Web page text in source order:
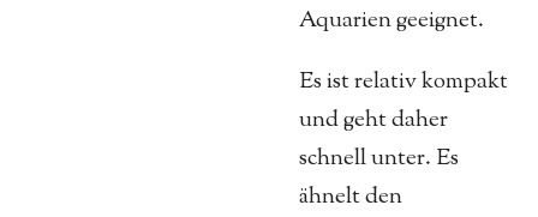
Aquarien geeignet.
Es ist relativ kompakt
und geht daher
schnell unter. Es
ähnelt den